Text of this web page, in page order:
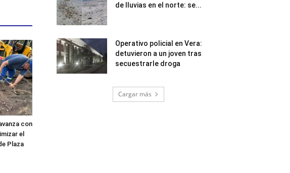
con
el
Plaza
de lluvias en el norte: se...
Operativo policial en Vera:
detuvieron a un joven tras
secuestrarle droga
Cargar más